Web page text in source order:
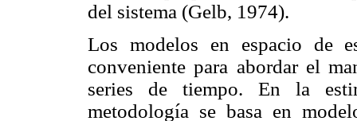
del sistema (Gelb, 1974).
Los modelos en espacio de
conveniente para abordar el
series de tiempo. En la
metodología se basa en